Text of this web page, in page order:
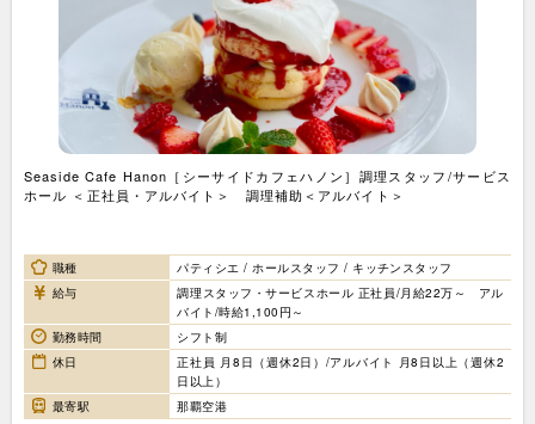
Seaside Cafe Hanon［シーサイドカフェハノン］調理スタッフ/サービス
ホール ＜正社員・アルバイト＞ 調理補助＜アルバイト＞
職種
パティシエ / ホールスタッフ / キッチンスタッフ
給与
調理スタッフ・サービスホール 正社員/月給22万～ アル
バイト/時給1,100円～
勤務時間
シフト制
休日
正社員 月8日（週休2日）/アルバイト 月8日以上（週休2
日以上）
最寄駅
那覇空港